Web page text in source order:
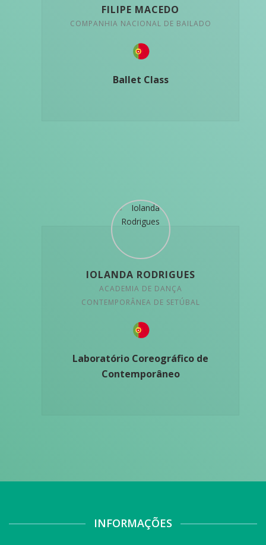
FILIPE MACEDO
COMPANHIA NACIONAL DE BAILADO
Ballet Class
IOLANDA RODRIGUES
ACADEMIA DE DANÇA
CONTEMPORÂNEA DE SETÚBAL
Laboratório Coreográfico de
Contemporâneo
INFORMAÇÕES